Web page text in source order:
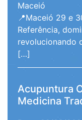
Maceió
📍Maceió 29 e
Referência,
revolucionando
[…]
Acupuntura
Medicina